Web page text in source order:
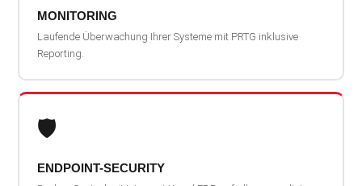
MONITORING
Laufende Überwachung Ihrer Systeme mit PRTG inklusive
Reporting.
🛡️
ENDPOINT-SECURITY